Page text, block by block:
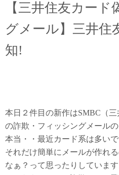
【三井住友カー
グメール】三井住
知!
本日２件目の新作はSMBC（
の詐欺・フィッシングメールの
本当・・最近カード系は多いで
それだけ簡単にメールが作れ
なぁ？って思ったりしています